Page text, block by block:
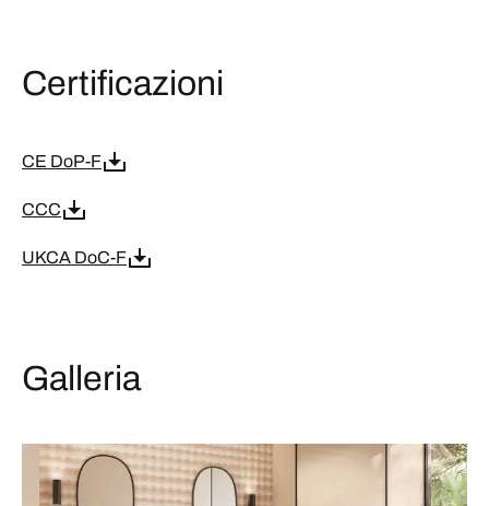
Certificazioni
CE DoP-F
CCC
UKCA DoC-F
Galleria